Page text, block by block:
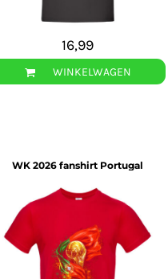
16,99
WINKELWAGEN
WK 2026 fanshirt Portugal